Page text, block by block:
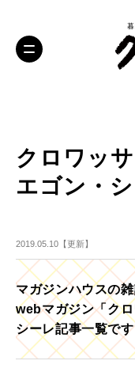
暮
クロワッ
エゴン・
2019.05.10【更新】
マガジンハウスの
webマガジン「ク
シーレ記事一覧で